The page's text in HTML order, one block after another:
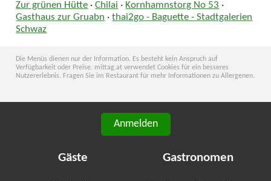
Zur grünen Hütte ·Chilai · Kornhamnstorg No 53 ·
Gasthaus zur Gruabn ·thai2go - Baguette - Stadtgalerien
Schwaz
Die Menüs dienen nur der Information. Es besteht kein Anspruch auf
Verfügbarkeit oder Preise. mittag.at verwendet Cookies für ein besseres
Nutzererlebnis. Fragen Sie im Restaurant für mehr Informationen zu Allergenen.
Anmelden
Gäste Gastronomen